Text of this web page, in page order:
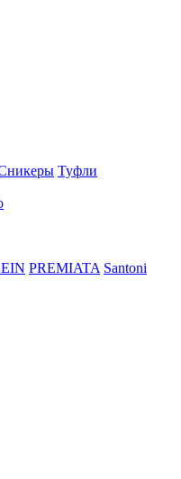
Туфли
PREMIATA Santoni